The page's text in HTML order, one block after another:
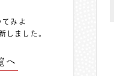
てみよ
しました。
へ